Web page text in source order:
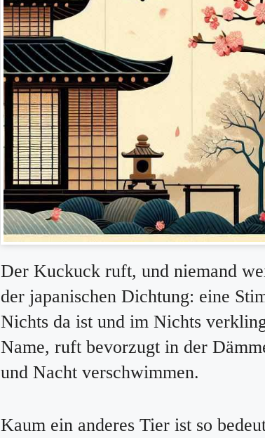
Der Kuckuck ruft, und niemand
der japanischen Dichtung: eine
Nichts da ist und im Nichts
Name, ruft bevorzugt in der
und Nacht verschwimmen.
Kaum ein anderes Tier ist so